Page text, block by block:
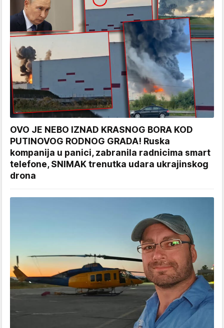
OVO JE NEBO IZNAD KRASNOG BORA KOD
PUTINOVOG RODNOG GRADA! Ruska
kompanija u panici, zabranila radnicima smart
telefone, SNIMAK trenutka udara ukrajinskog
drona